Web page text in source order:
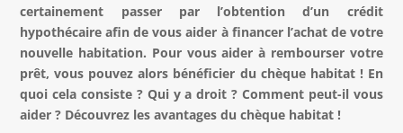
certainement passer par l’obtention d’un crédit
hypothécaire afin de vous aider à financer l’achat de votre
nouvelle habitation. Pour vous aider à rembourser votre
prêt, vous pouvez alors bénéficier du chèque habitat ! En
quoi cela consiste ? Qui y a droit ? Comment peut-il vous
aider ? Découvrez les avantages du chèque habitat !